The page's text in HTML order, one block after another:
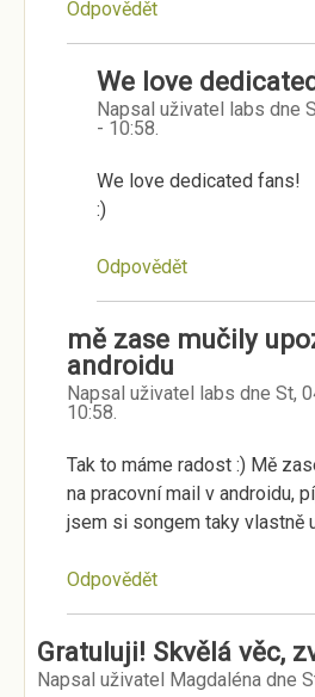
Odpovědět
We love
Napsal uživatel labs dne
- 10:58.
We love dedicated fans!
:)
Odpovědět
mě zase mučily
androidu
Napsal uživatel labs dne St,
10:58.
Tak to máme radost :) Mě
na pracovní mail v androidu,
jsem si songem taky vlastně
Odpovědět
Gratuluji! Skvělá věc,
Napsal uživatel Magdaléna dne